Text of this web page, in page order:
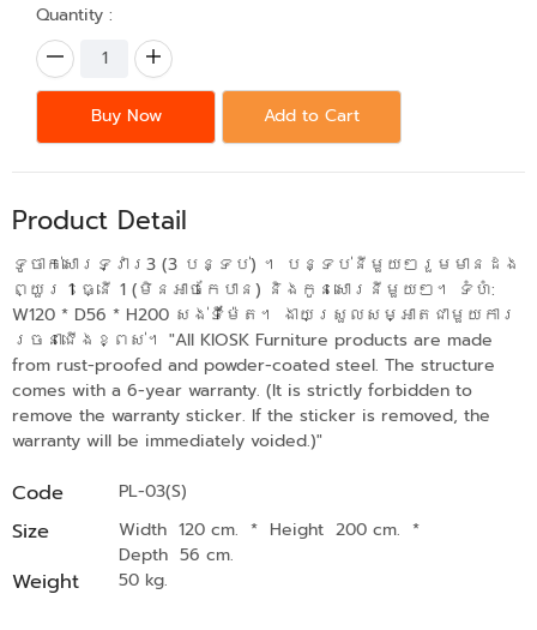
Quantity :
Buy Now Add to Cart
Product Detail
ទូចាក់សោរទ្វារ3 (3 បន្ទប់) ។ បន្ទប់នីមួយៗរួមមានដង
ព្យួរ 1 ធ្នើ 1 (មិនអាចកែបាន) និងកូនសោរនីមួយៗ។ ទំហំ:
W120 * D56 * H200 សង់ទីម៉ែត។ ងាយស្រួលសម្អាតជាមួយការ
រចនាជើងខ្ពស់។ "All KIOSK Furniture products are made
from rust-proofed and powder-coated steel. The structure
comes with a 6-year warranty. (It is strictly forbidden to
remove the warranty sticker. If the sticker is removed, the
warranty will be immediately voided.)"
Code PL-03(S)
Size Width 120 cm. * Height 200 cm. *
Depth 56 cm.
Weight 50 kg.